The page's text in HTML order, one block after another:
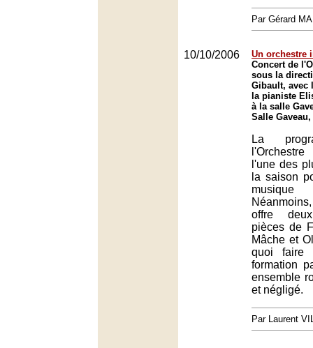
Par Gérard
10/10/2006
Un orchestre
Concert de
sous la
Gibault, avec
la pianiste
à la salle
Salle
La
l'une des
la saison
musique
offre
pièces de
Mâche et
quoi faire
formation
ensemble
et négligé.
Par Laurent